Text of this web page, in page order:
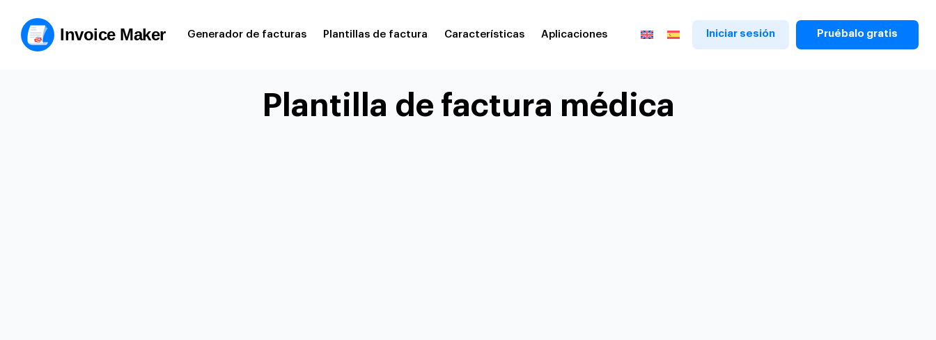
Invoice Maker Generador de facturas Plantillas de factura Características Aplicaciones Iniciar sesión Pruébalo gratis
Plantilla de factura médica